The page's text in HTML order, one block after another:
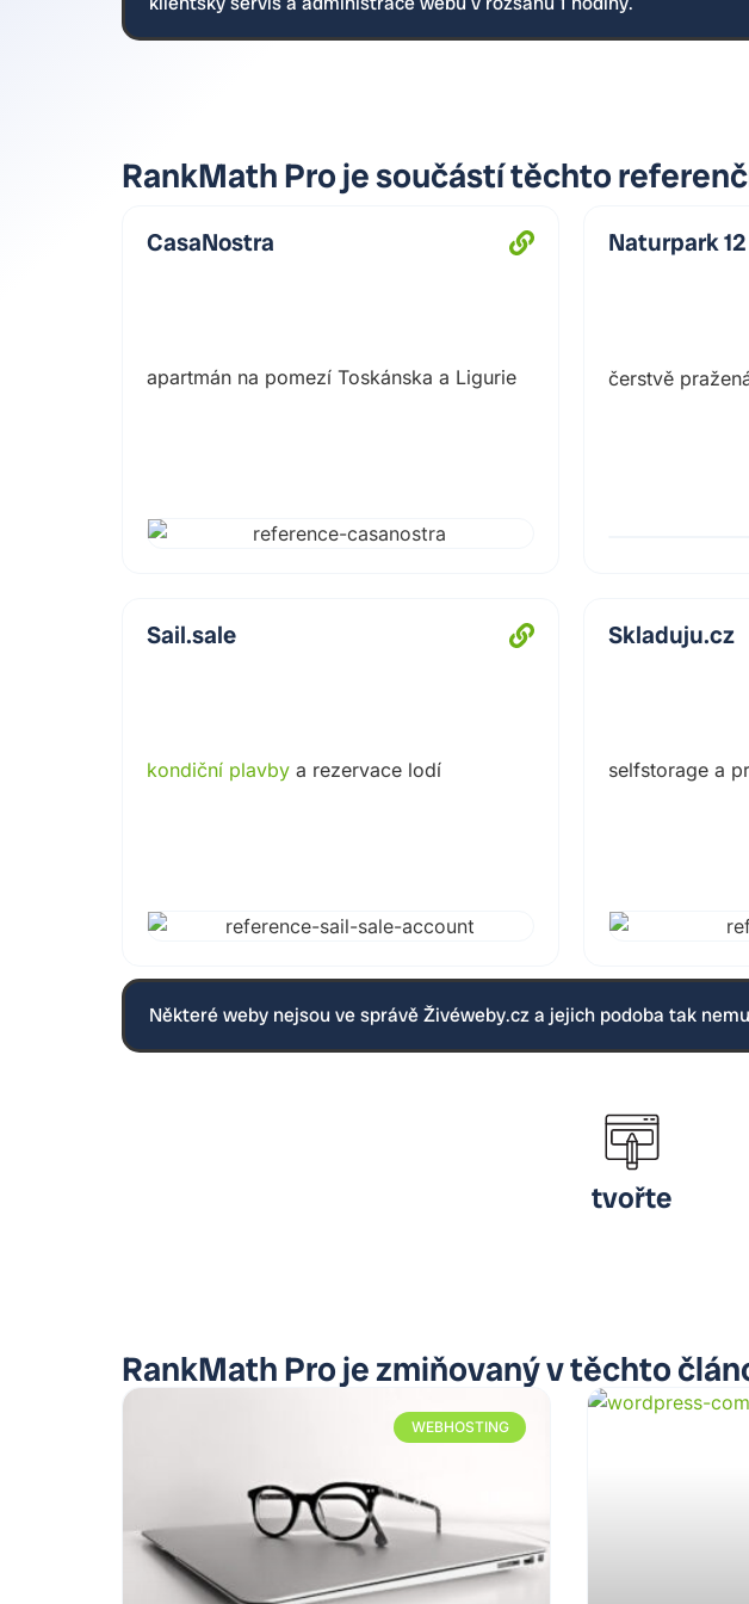
RankMath Pro je součástí těchto
CasaNostra
apartmán na pomezí Toskánska a Ligurie
Naturpark 12
čerstvě
Sail.sale
kondiční plavby a rezervace lodí
Skladuju.cz
selfstorage a
Některé weby nejsou ve správě Živéweby.cz a jejich podoba tak
tvořte
RankMath Pro je zmiňovaný v těchto
WEBHOSTING